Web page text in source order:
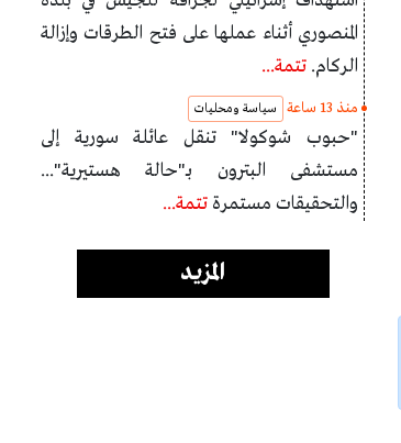
المنصوري أثناء عملها على فتح الطرقات وإزالة
الركام. تتمة...
منذ 13 ساعة سياسة ومحليات
"حبوب شوكولا" تنقل عائلة سورية إلى
مستشفى البترون بـ"حالة هستيرية"...
والتحقيقات مستمرة تتمة...
المزيد